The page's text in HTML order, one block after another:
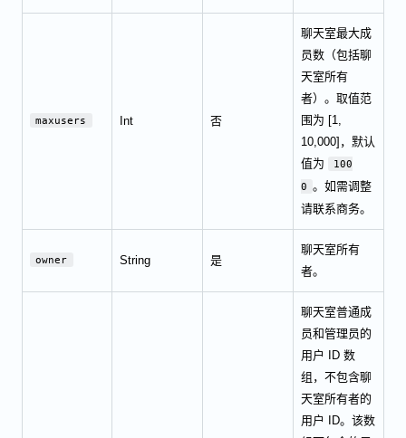
maxusers Int 否
聊天室最大成
员数（包括聊
天室所有
者）。取值范
围为 [1,
10,000]，默认
值为
100
0 。如需调整
请联系商务。
owner String 是
聊天室所有
者。
聊天室普通成
员和管理员的
用户 ID 数
组，不包含聊
天室所有者的
用户 ID。该数